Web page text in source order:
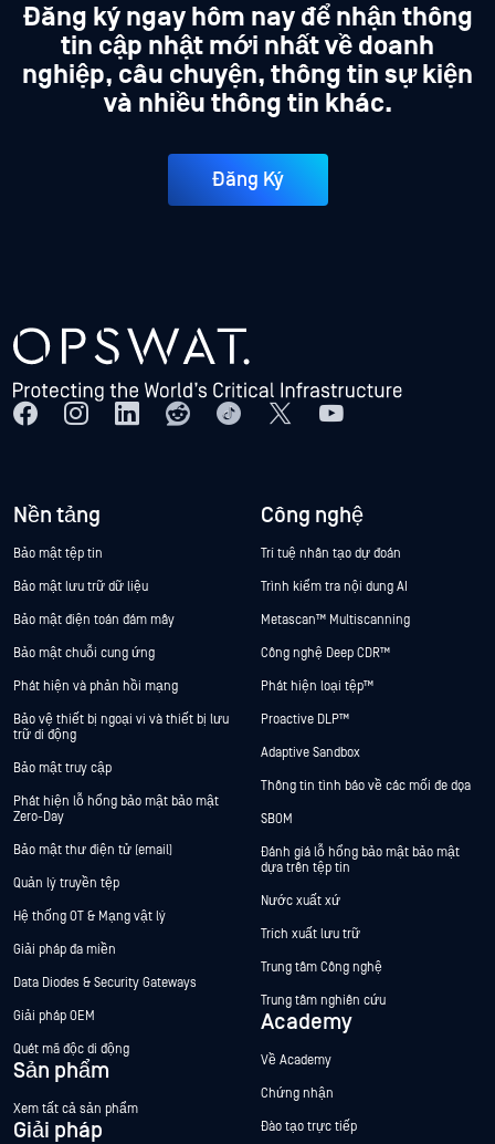
Đăng ký ngay hôm nay để nhận thông
tin cập nhật mới nhất về doanh
nghiệp, câu chuyện, thông tin sự kiện
và nhiều thông tin khác.
Đăng Ký
Nền tảng
Bảo mật tệp tin
Bảo mật lưu trữ dữ liệu
Bảo mật điện toán đám mây
Bảo mật chuỗi cung ứng
Phát hiện và phản hồi mạng
Bảo vệ thiết bị ngoại vi và thiết bị lưu
trữ di động
Bảo mật truy cập
Phát hiện lỗ hổng bảo mật bảo mật
Zero-Day
Bảo mật thư điện tử (email)
Quản lý truyền tệp
Hệ thống OT & Mạng vật lý
Giải pháp đa miền
Data Diodes & Security Gateways
Giải pháp OEM
Quét mã độc di động
Sản phẩm
Xem tất cả sản phẩm
Giải pháp
Công nghệ
Trí tuệ nhân tạo dự đoán
Trình kiểm tra nội dung AI
Metascan™ Multiscanning
Công nghệ Deep CDR™
Phát hiện loại tệp™
Proactive DLP™
Adaptive Sandbox
Thông tin tình báo về các mối đe dọa
SBOM
Đánh giá lỗ hổng bảo mật bảo mật
dựa trên tệp tin
Nước xuất xứ
Trích xuất lưu trữ
Trung tâm Công nghệ
Trung tâm nghiên cứu
Academy
Về Academy
Chứng nhận
Đào tạo trực tiếp